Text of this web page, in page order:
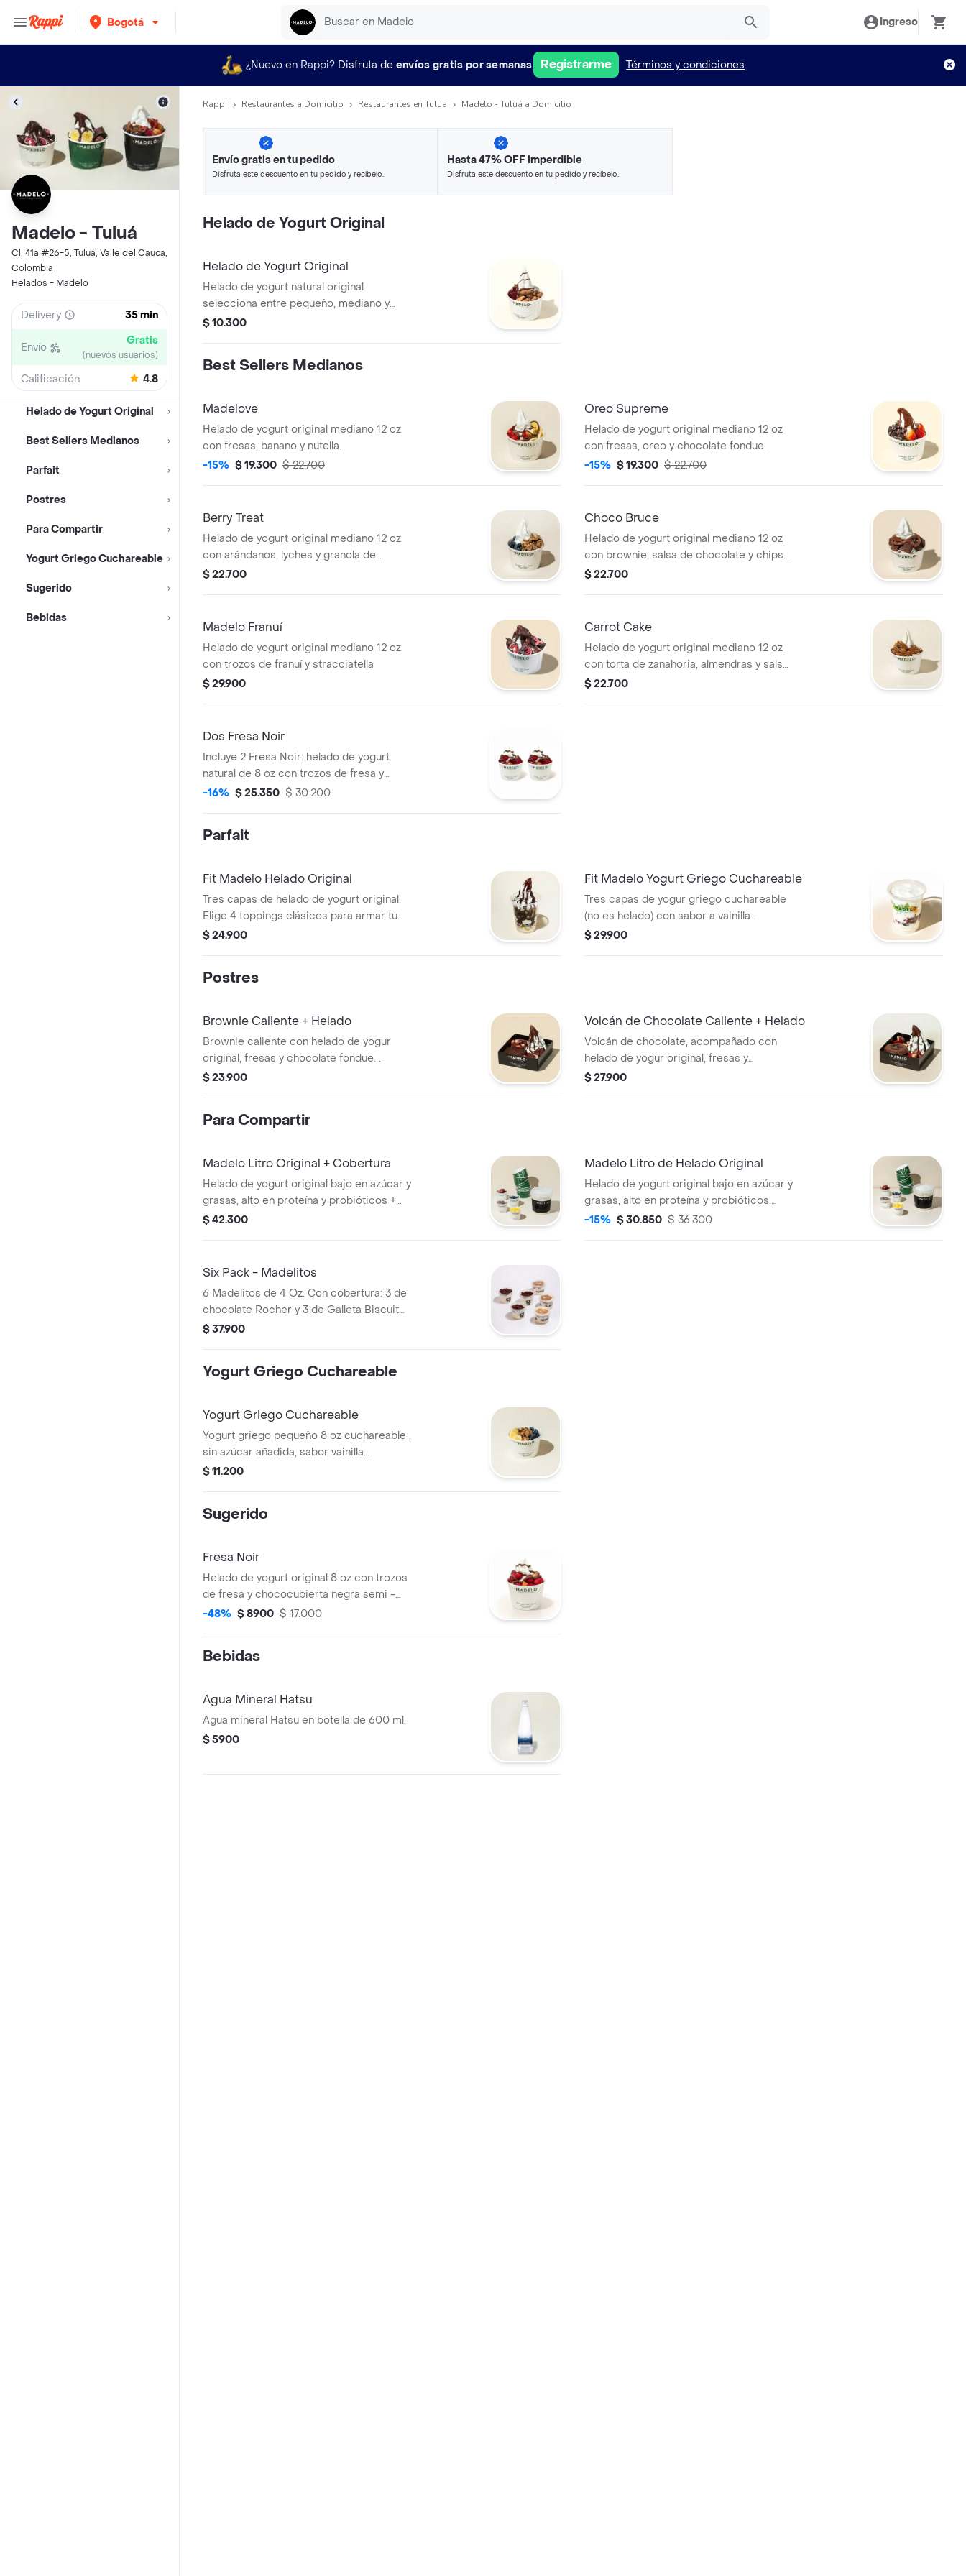
Bogotá Ingreso
¿Nuevo en Rappi? Disfruta de envíos gratis por semanas Registrarme Términos y condiciones
Madelo - Tuluá
Cl. 41a #26-5, Tuluá, Valle del Cauca,
Colombia
Helados - Madelo
Delivery 35 min
Envío Gratis
(nuevos usuarios)
Calificación 4.8
Helado de Yogurt Original
Best Sellers Medianos
Parfait
Postres
Para Compartir
Yogurt Griego Cuchareable
Sugerido
Bebidas
Rappi Restaurantes a Domicilio Restaurantes en Tulua Madelo - Tuluá a Domicilio
Envío gratis en tu pedido
Disfruta este descuento en tu pedido y recíbelo
Hasta 47% OFF imperdible
Disfruta este descuento en tu pedido y recíbelo
Helado de Yogurt Original
Helado de Yogurt Original
Helado de yogurt natural original
selecciona entre pequeño, mediano y
grande. Es bajo en azúcar y grasas, alto
$ 10.300
Best Sellers Medianos
Madelove
Helado de yogurt original mediano 12 oz
con fresas, banano y nutella.
-15% $ 19.300 $ 22.700
Oreo Supreme
Helado de yogurt original mediano 12 oz
con fresas, oreo y chocolate fondue.
-15% $ 19.300 $ 22.700
Berry Treat
Helado de yogurt original mediano 12 oz
con arándanos, lyches y granola de
almendras.
$ 22.700
Choco Bruce
Helado de yogurt original mediano 12 oz
con brownie, salsa de chocolate y chips
de chocolate.
$ 22.700
Madelo Franuí
Helado de yogurt original mediano 12 oz
con trozos de franuí y stracciatella
$ 29.900
Carrot Cake
Helado de yogurt original mediano 12 oz
con torta de zanahoria, almendras y salsa
de arequipe.
$ 22.700
Dos Fresa Noir
Incluye 2 Fresa Noir: helado de yogurt
natural de 8 oz con trozos de fresa y
chococubierta negra semiamarga.
-16% $ 25.350 $ 30.200
Parfait
Fit Madelo Helado Original
Tres capas de helado de yogurt original.
Elige 4 toppings clásicos para armar tu
helado soñado.
$ 24.900
Fit Madelo Yogurt Griego Cuchareable
Tres capas de yogur griego cuchareable
(no es helado) con sabor a vainilla
francesa, sin azúcar añadida y endulzado
$ 29.900
Postres
Brownie Caliente + Helado
Brownie caliente con helado de yogur
original, fresas y chocolate fondue. .
$ 23.900
Volcán de Chocolate Caliente + Helado
Volcán de chocolate, acompañado con
helado de yogur original, fresas y
chocolate fondue.
$ 27.900
Para Compartir
Madelo Litro Original + Cobertura
Helado de yogurt original bajo en azúcar y
grasas, alto en proteína y probióticos +
una de nuestras coberturas. Sugerido
$ 42.300
Madelo Litro de Helado Original
Helado de yogurt original bajo en azúcar y
grasas, alto en proteína y probióticos.
sugerido para 5-6 personas .
-15% $ 30.850 $ 36.300
Six Pack - Madelitos
6 Madelitos de 4 Oz. Con cobertura: 3 de
chocolate Rocher y 3 de Galleta Biscuit
Zero.
$ 37.900
Yogurt Griego Cuchareable
Yogurt Griego Cuchareable
Yogurt griego pequeño 8 oz cuchareable ,
sin azúcar añadida, sabor vainilla
francesa, endulzado con stevia y mayor
$ 11.200
Sugerido
Fresa Noir
Helado de yogurt original 8 oz con trozos
de fresa y chococubierta negra semi -
amarga
-48% $ 8900 $ 17.000
Bebidas
Agua Mineral Hatsu
Agua mineral Hatsu en botella de 600 ml.
$ 5900